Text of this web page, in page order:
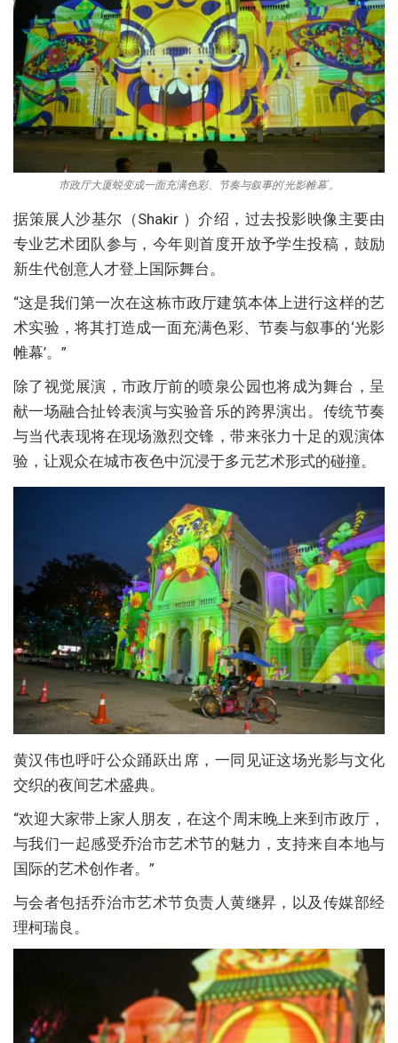
市政厅大厦蜕变成一面充满色彩、节奏与叙事的‘光影帷幕’。
据策展人沙基尔（Shakir ）介绍，过去投影映像主要由
专业艺术团队参与，今年则首度开放予学生投稿，鼓励
新生代创意人才登上国际舞台。
“这是我们第一次在这栋市政厅建筑本体上进行这样的艺
术实验，将其打造成一面充满色彩、节奏与叙事的‘光影
帷幕’。”
除了视觉展演，市政厅前的喷泉公园也将成为舞台，呈
献一场融合扯铃表演与实验音乐的跨界演出。传统节奏
与当代表现将在现场激烈交锋，带来张力十足的观演体
验，让观众在城市夜色中沉浸于多元艺术形式的碰撞。
黄汉伟也呼吁公众踊跃出席，一同见证这场光影与文化
交织的夜间艺术盛典。
“欢迎大家带上家人朋友，在这个周末晚上来到市政厅，
与我们一起感受乔治市艺术节的魅力，支持来自本地与
国际的艺术创作者。”
与会者包括乔治市艺术节负责人黄继昇，以及传媒部经
理柯瑞良。